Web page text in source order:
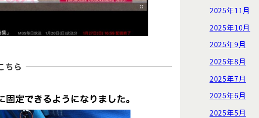
ちら
2025年11月
2025年10月
2025年9月
2025年8月
2025年7月
2025年6月
2025年5月